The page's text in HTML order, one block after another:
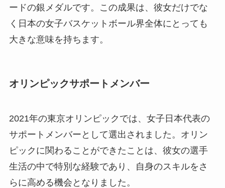
ードの銀メダルです。この成果は、彼女だけでな
く日本の女子バスケットボール界全体にとっても
大きな意味を持ちます。
オリンピックサポートメンバー
2021年の東京オリンピックでは、女子日本代表の
サポートメンバーとして選出されました。オリン
ピックに関わることができたことは、彼女の選手
生活の中で特別な経験であり、自身のスキルをさ
らに高める機会となりました。